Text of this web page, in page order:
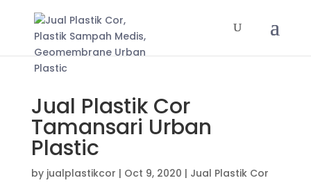
Jual Plastik Cor
Tamansari Urban
Plastic
by jualplastikcor | Oct 9, 2020 | Jual Plastik Cor